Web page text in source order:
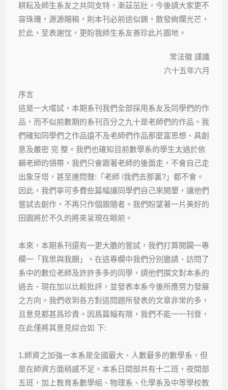
耕耘及師生系友之共同支特，漸茲茁壯，今後請大家更不
容珠璣，源源賜稿，則本刊必前途似錦，散發絢爛光芒，
於此，至表謝忱，更盼我師生系友善珍此片園地。
常法徽 謹識
六十五年六月
序言
這是一大嚐試，本期系刊我們全部採用系友及同學們的作
品，而不似前數期的系刊百分之九十是老師們的作品。我
們確知同學們之作品遠不及老師們作品那麼富思想、具創
意及嚴密 完 整。我們也確知目前數學系的學生太過於依
賴老師的領帶，我們只會跟著老師的後面走，不會自己走
出象牙塔，甚至連問聲:「老師 !我們去那裏?」都不會。
因此，我們寧可多費些篇幅讓同學們自己來開墾，讓他們
嘗試去創作，不再只作個跟隨者。我們盼望著一片美好的
田園將於不久的將來呈現在眼前。
本來，本期系刊還有一更大膽的嘗試，我們打算開闢一專
欄一「我思與我願」。在這專欄中我們分別邀請、訪問了
系中的數位老師及許許多多的同學，請他們撰文對本系的
過去、現在加以比較批評，並發表本系今後所應努力發展
之方向。我們收到各方對這問題所發表的文章非常的多，
且意見都甚爲珍貴。因爲篇幅有限，我們不能一一刊登，
在此僅將其意見綜合如 下:
1.師資之加強一本系是全國最大、人數最多的數學系，但
是在師資方面稍感不足。本系日間部共有十二班，夜間部
五班，加上教育系數學組、物理系、化學系及中等學校教